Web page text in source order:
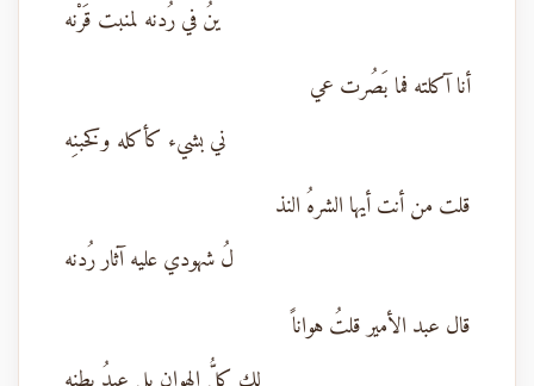
ينُ في رُدنه لمنبت قَرْنه
أنا آكلته فما بَصُرت عي
ني بشيء كأكله وكخبنِه
قلت من أنت أيها الشرهُ النذ
لُ شهودي عليه آثار رُدنه
قال عبد الأمير قلتُ هواناً